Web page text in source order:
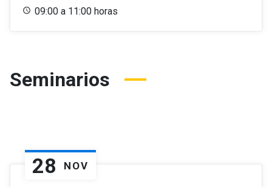
09:00 a 11:00 horas
Seminarios
28 NOV